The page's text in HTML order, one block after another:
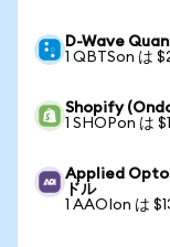
D-Wave
1 QBTSon は
Shopify
1 SHOPon は
Applied
ドル
1 AAOIon は